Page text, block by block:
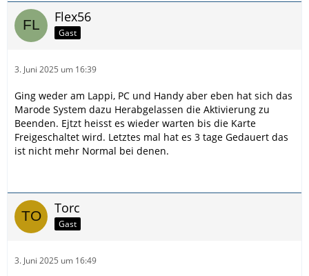
Flex56
Gast
3. Juni 2025 um 16:39
Ging weder am Lappi, PC und Handy aber eben hat sich das
Marode System dazu Herabgelassen die Aktivierung zu
Beenden. Ejtzt heisst es wieder warten bis die Karte
Freigeschaltet wird. Letztes mal hat es 3 tage Gedauert das
ist nicht mehr Normal bei denen.
Torc
Gast
3. Juni 2025 um 16:49